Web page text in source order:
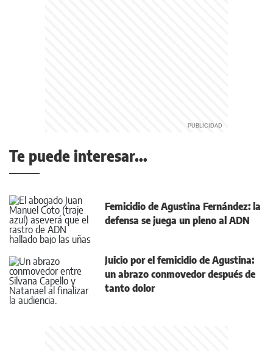
Te puede interesar...
Femicidio de Agustina Fernández: la
defensa se juega un pleno al ADN
Juicio por el femicidio de Agustina:
un abrazo conmovedor después de
tanto dolor